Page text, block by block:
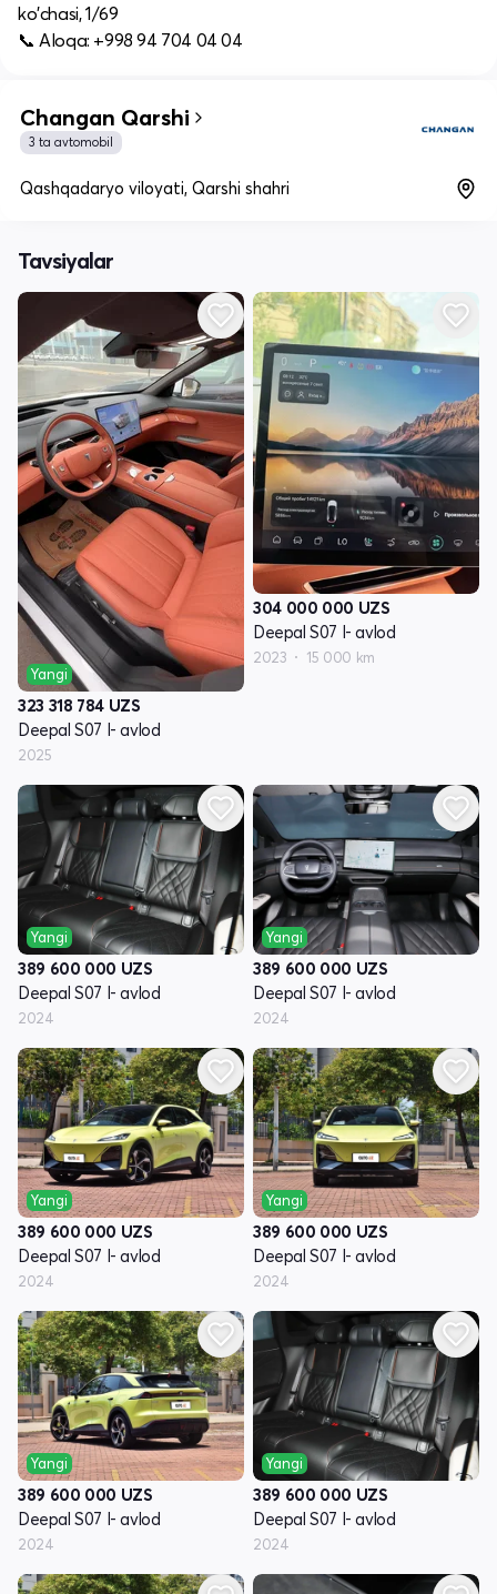
ko'chasi, 1/69
📞 Aloqa: +998 94 704 04 04
Changan Qarshi
3 ta avtomobil
Qashqadaryo viloyati, Qarshi shahri
Tavsiyalar
Yangi
323 318 784 UZS
Deepal S07 I- avlod
2025
304 000 000 UZS
Deepal S07 I- avlod
2023 15 000 km
Yangi
389 600 000 UZS
Deepal S07 I- avlod
2024
Yangi
389 600 000 UZS
Deepal S07 I- avlod
2024
Yangi
389 600 000 UZS
Deepal S07 I- avlod
2024
Yangi
389 600 000 UZS
Deepal S07 I- avlod
2024
Yangi
389 600 000 UZS
Deepal S07 I- avlod
2024
Yangi
389 600 000 UZS
Deepal S07 I- avlod
2024